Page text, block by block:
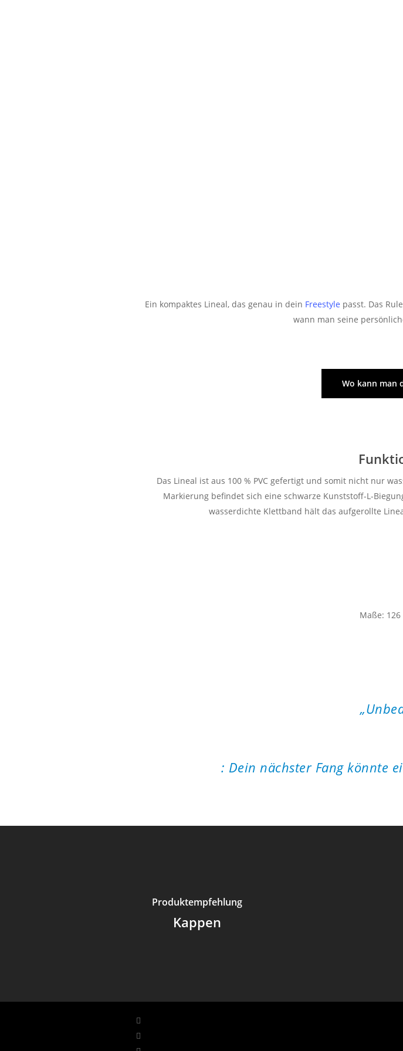
Ein kompaktes Lineal, das genau in dein Freestyle passt. Das
wann man seine
Wo kann man
Das Lineal ist aus 100 % PVC gefertigt und somit nicht nur
Markierung befindet sich eine schwarze Kunststoff-L-
wasserdichte Klettband hält das aufgerollte
Maße: 126
: Dein nächster Fang könnte
Produktempfehlung
Kappen
Facebook
LinkedIn